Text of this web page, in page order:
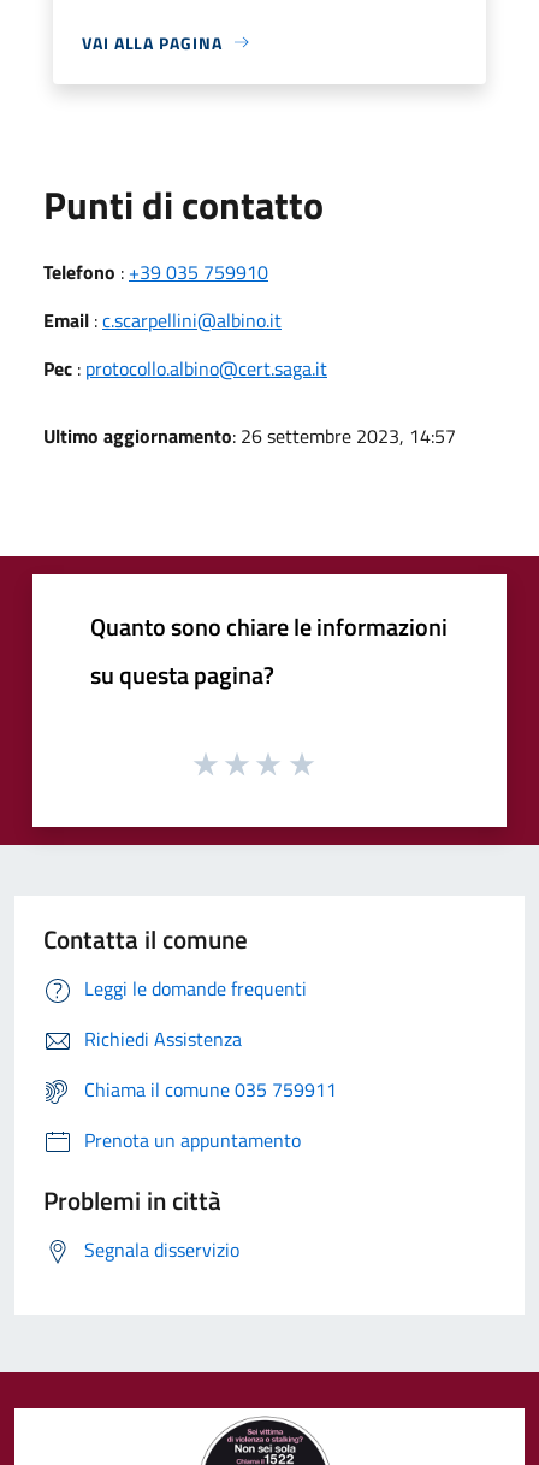
VAI ALLA PAGINA
Punti di contatto
Telefono : +39 035 759910
Email :c.scarpellini@albino.it
Pec : protocollo.albino@cert.saga.it
Ultimo aggiornamento: 26 settembre 2023, 14:57
Quanto sono chiare le informazioni
su questa pagina?
Contatta il comune
Leggi le domande frequenti
Richiedi Assistenza
Chiama il comune 035 759911
Prenota un appuntamento
Problemi in città
Segnala disservizio